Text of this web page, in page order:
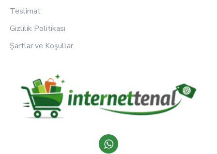
Teslimat
Gizlilik Politikası
Şartlar ve Koşullar